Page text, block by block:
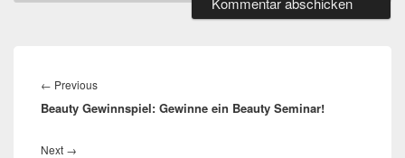
← PreviousPrevious
post:
Beauty Gewinnspiel: Gewinne ein Beauty Seminar!
Next →